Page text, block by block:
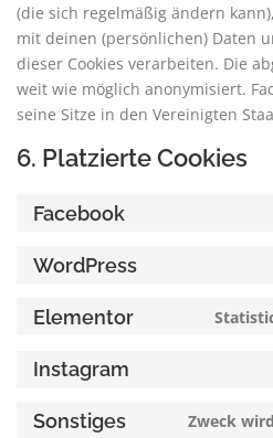
(die sich regelmäßig ändern
mit deinen (persönlichen) Daten
dieser Cookies verarbeiten. Die
weit wie möglich anonymisiert.
seine Sitze in den Vereinigten
6. Platzierte Cookies
Facebook
WordPress
Elementor
Instagram
Sonstiges Zweck